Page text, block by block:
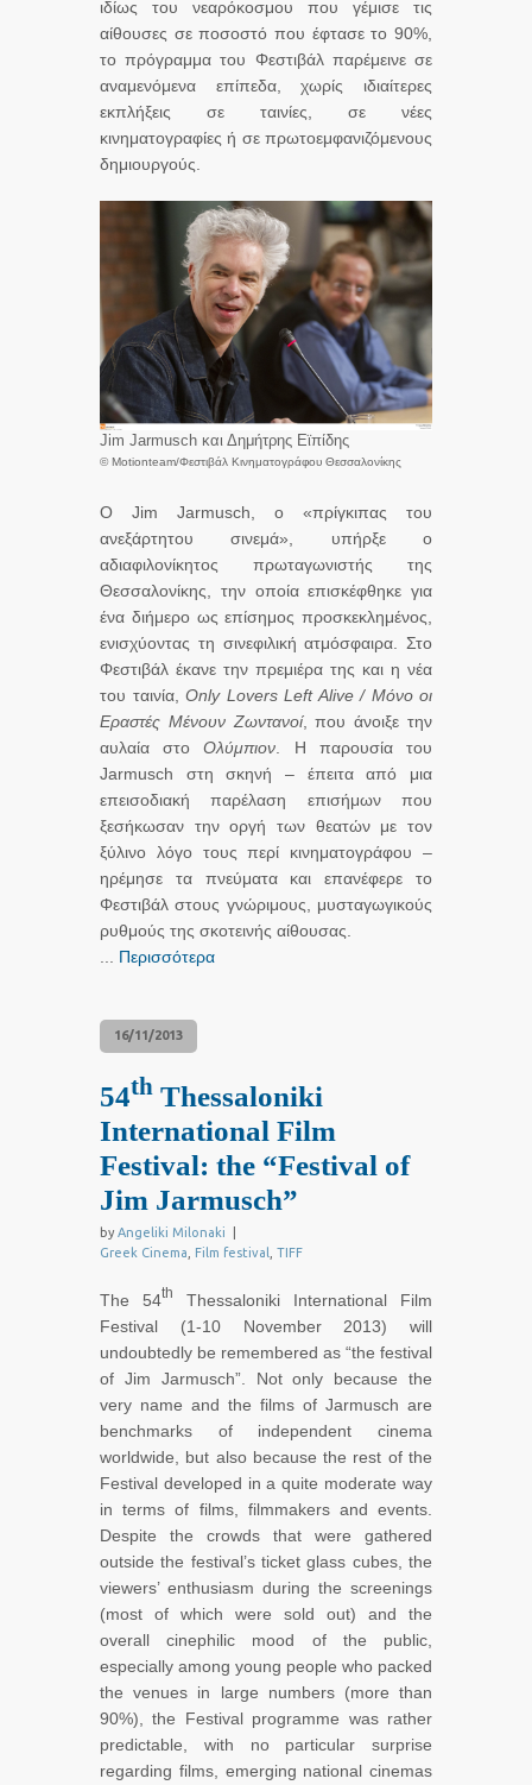
ιδίως του νεαρόκοσμου που γέμισε τις
αίθουσες σε ποσοστό που έφτασε το 90%,
το πρόγραμμα του Φεστιβάλ παρέμεινε σε
αναμενόμενα επίπεδα, χωρίς ιδιαίτερες
εκπλήξεις σε ταινίες, σε νέες
κινηματογραφίες ή σε πρωτοεμφανιζόμενους
δημιουργούς.
Jim Jarmusch και Δημήτρης Εϊπίδης
© Motionteam/Φεστιβάλ Κινηματογράφου Θεσσαλονίκης
Ο Jim Jarmusch, ο «πρίγκιπας του
ανεξάρτητου σινεμά», υπήρξε ο
αδιαφιλονίκητος πρωταγωνιστής της
Θεσσαλονίκης, την οποία επισκέφθηκε για
ένα διήμερο ως επίσημος προσκεκλημένος,
ενισχύοντας τη σινεφιλική ατμόσφαιρα. Στο
Φεστιβάλ έκανε την πρεμιέρα της και η νέα
του ταινία, Only Lovers Left Alive/ Μόνο οι
Εραστές Μένουν Ζωντανοί, που άνοιξε την
αυλαία στοΟλύμπιον . Η παρουσία του
Jarmusch στη σκηνή – έπειτα από μια
επεισοδιακή παρέλαση επισήμων που
ξεσήκωσαν την οργή των θεατών με τον
ξύλινο λόγο τους περί κινηματογράφου –
ηρέμησε τα πνεύματα και επανέφερε το
Φεστιβάλ στους γνώριμους, μυσταγωγικούς
ρυθμούς της σκοτεινής αίθουσας.
Περισσότερα
16/11/2013
54th Thessaloniki
International Film
Festival: the “Festival of
Jim Jarmusch”
by Angeliki Milonaki
Greek Cinema
Film festival TIFF
The 54th
Thessaloniki International Film
Festival (1-10 November 2013) will
undoubtedly be remembered as “the festival
of Jim Jarmusch”. Not only because the
very name and the films of Jarmusch are
benchmarks of independent cinema
worldwide, but also because the rest of the
Festival developed in a quite moderate way
in terms of films, filmmakers and events.
Despite the crowds that were gathered
outside the festival’s ticket glass cubes, the
viewers’ enthusiasm during the screenings
(most of which were sold out) and the
overall cinephilic mood of the public,
especially among young people who packed
the venues in large numbers (more than
90%), the Festival programme was rather
predictable, with no particular surprise
regarding films, emerging national cinemas